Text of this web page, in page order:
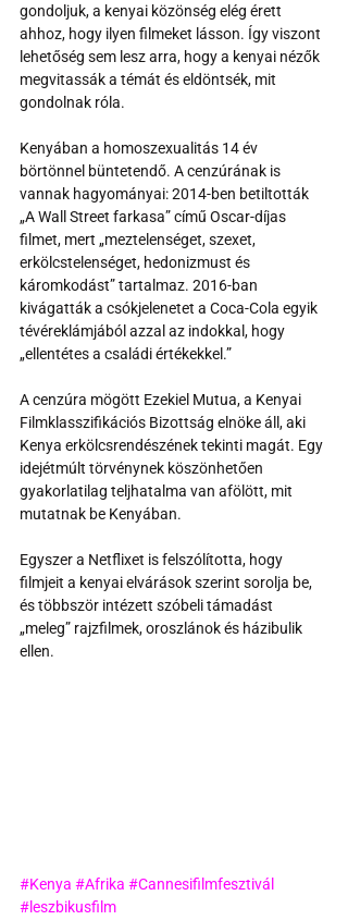
gondoljuk, a kenyai közönség elég érett
ahhoz, hogy ilyen filmeket lásson. Így viszont
lehetőség sem lesz arra, hogy a kenyai nézők
megvitassák a témát és eldöntsék, mit
gondolnak róla.
Kenyában a homoszexualitás 14 év
börtönnel büntetendő. A cenzúrának is
vannak hagyományai: 2014-ben betiltották
„A Wall Street farkasa” című Oscar-díjas
filmet, mert „meztelenséget, szexet,
erkölcstelenséget, hedonizmust és
káromkodást” tartalmaz. 2016-ban
kivágatták a csókjelenetet a Coca-Cola egyik
tévéreklámjából azzal az indokkal, hogy
„ellentétes a családi értékekkel.”
A cenzúra mögött Ezekiel Mutua, a Kenyai
Filmklasszifikációs Bizottság elnöke áll, aki
Kenya erkölcsrendészének tekinti magát. Egy
idejétmúlt törvénynek köszönhetően
gyakorlatilag teljhatalma van afölött, mit
mutatnak be Kenyában.
Egyszer a Netflixet is felszólította, hogy
filmjeit a kenyai elvárások szerint sorolja be,
és többször intézett szóbeli támadást
„meleg” rajzfilmek, oroszlánok és házibulik
ellen.
#Kenya #Afrika #Cannesifilmfesztivál
#leszbikusfilm